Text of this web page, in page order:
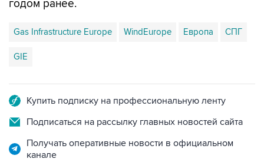
годом ранее.
Gas Infrastructure Europe WindEurope Европа СПГ
GIE
Купить подписку на профессиональную ленту
Подписаться на рассылку главных новостей сайта
Получать оперативные новости в официальном
канале